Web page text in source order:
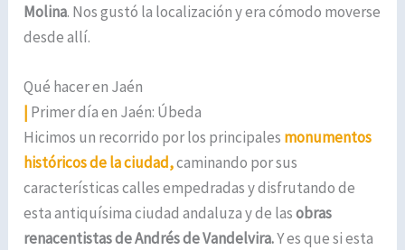
Molina. Nos gustó la localización y era cómodo moverse
desde allí.
Qué hacer en Jaén
| Primer día en Jaén: Úbeda
Hicimos un recorrido por los principales monumentos
históricos de la ciudad,caminando por sus
características calles empedradas y disfrutando de
esta antiquísima ciudad andaluza y de lasobras
renacentistas de Andrés de Vandelvira.Y es que si esta